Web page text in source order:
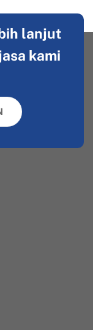
lanjut
kami